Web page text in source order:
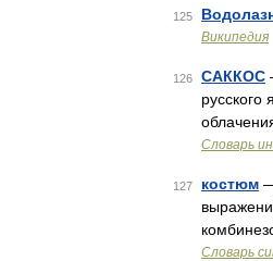
125
Википедия
126 САККОС
Словарь
127 костюм
Словарь